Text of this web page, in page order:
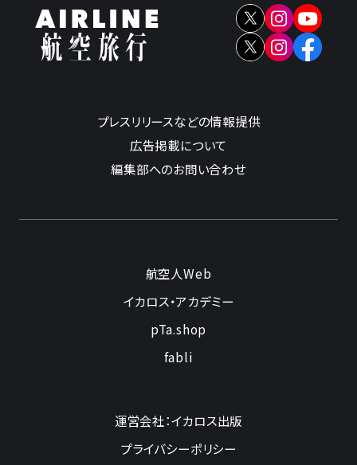
プレスリリースなどの情報提供
広告掲載について
編集部へのお問い合わせ
航空人Web
イカロス・アカデミー
pTa.shop
fabli
運営会社：イカロス出版
プライバシーポリシー